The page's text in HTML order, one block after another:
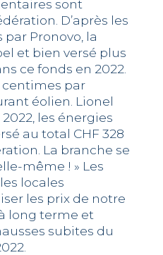
sont
D’après les
Pronovo, la
et bien versé plus
ce fonds en 2022.
centimes par
éolien. Lionel
les énergies
au total CHF 328
La branche se
même ! » Les
locales
les prix de notre
long terme et
subites du